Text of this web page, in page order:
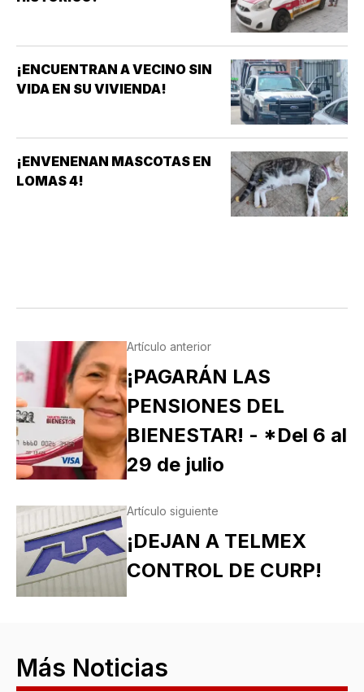
¡ENCUENTRAN A VECINO SIN
VIDA EN SU VIVIENDA!
¡ENVENENAN MASCOTAS EN
LOMAS 4!
Artículo anterior
¡PAGARÁN LAS
PENSIONES DEL
BIENESTAR! - *Del 6 al
29 de julio
Artículo siguiente
¡DEJAN A TELMEX
CONTROL DE CURP!
Más Noticias